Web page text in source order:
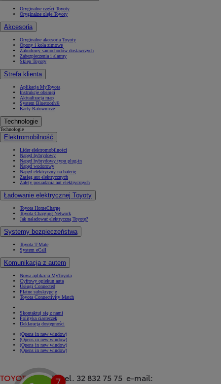
Oryginalne części Toyoty
Oryginalne oleje Toyoty
Akcesoria
Oryginalne akcesoria Toyoty
Opony i koła zimowe
Zabudowy samochodów dostawczych
Zabezpieczenia i alarmy
Sklep Toyoty
Strefa klienta
Aplikacja MyToyota
Instrukcje obsługi
Aktualizacja map
System Bluetooth®
Karty Ratownicze
Technologie
Technologie
Elektromobilność
Lider elektromobilności
Napęd hybrydowy
Napęd hybrydowy typu plug-in
Napęd wodorowy
Napęd elektryczny na baterię
Zasięg aut elektrycznych
Zalety posiadania aut elektrycznych
Ładowanie elektrycznej Toyoty
Toyota HomeCharge
Toyota Charging Network
Jak naładować elektryczną Toyotę?
Systemy bezpieczeństwa
Toyota T-Mate
System eCall
Komunikacja z autem
Nowa aplikacja MyToyota
Cyfrowy opiekun auta
Usługi Connected
Płatne subskrypcje
Toyota Connectivity Match
Skontaktuj się z nami
Polityka ciasteczek
Deklaracja dostępności
(Opens in new window)
(Opens in new window)
(Opens in new window)
(Opens in new window)
TOYOTATYCHY tel. 32 832 75 75 e-mail: